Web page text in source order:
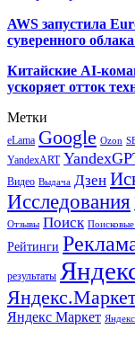
AWS запустила
суверенного
Китайские AI-
ускоряет отток
Метки
eLama Google Ozon
YandexART
Видео Выдача Дзен
Исследования
Отзывы Поиск
Рейтинги
результаты
Яндекс Маркет